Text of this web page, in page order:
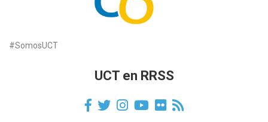
#SomosUCT
UCT en RRSS